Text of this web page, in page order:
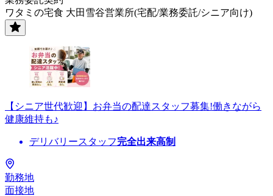
ワタミの宅食 大田雪谷営業所(宅配/業務委託/シニア向け)
【シニア世代歓迎】お弁当の配達スタッフ募集!働きながら
健康維持も♪
デリバリースタッフ完全出来高制
勤務地
面接地